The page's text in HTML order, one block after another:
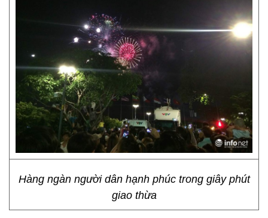
Hàng ngàn người dân hạnh phúc trong giây phút
giao thừa